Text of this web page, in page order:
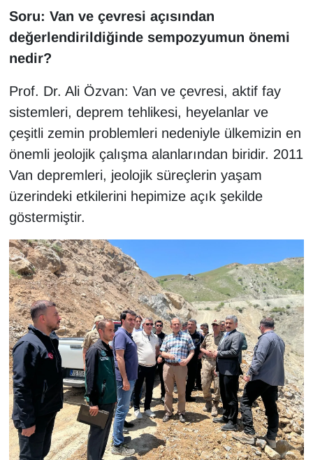
Soru: Van ve çevresi açısından
değerlendirildiğinde sempozyumun önemi
nedir?
Prof. Dr. Ali Özvan: Van ve çevresi, aktif fay
sistemleri, deprem tehlikesi, heyelanlar ve
çeşitli zemin problemleri nedeniyle ülkemizin en
önemli jeolojik çalışma alanlarından biridir. 2011
Van depremleri, jeolojik süreçlerin yaşam
üzerindeki etkilerini hepimize açık şekilde
göstermiştir.